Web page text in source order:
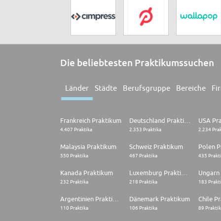
Die beliebtesten Praktikumssuchen
Länder Städte Berufsgruppe Bereiche
Frankreich Praktikum
4.407 Praktika 2.353 Praktika
USA
2.234
Malaysia Praktikum
550 Praktika
Schweiz Praktikum
467 Praktika
Polen
435
Kanada Praktikum
232 Praktika 218 Praktika 183
110 Praktika
Dänemark Praktikum
106 Praktika
Chile
89